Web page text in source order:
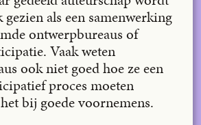
gezien als een samenwerking
ontwerpbureaus of
Vaak weten
ook niet goed hoe ze een
proces moeten
bij goede voornemens.